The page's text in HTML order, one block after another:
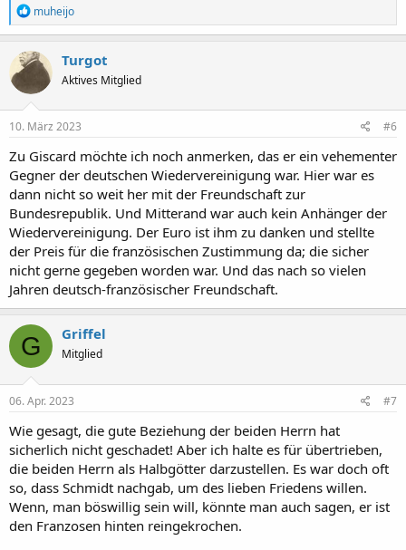
R
e
a
k
o
n
e
:
muheijo
Turgot
Aktives Mitglied
10. März 2023 #6
Zu Giscard möchte ich noch anmerken, das er ein vehementer
Gegner der deutschen Wiedervereinigung war. Hier war es
dann nicht so weit her mit der Freundschaft zur
Bundesrepublik. Und Mitterand war auch kein Anhänger der
Wiedervereinigung. Der Euro ist ihm zu danken und stellte
der Preis für die französischen Zustimmung da; die sicher
nicht gerne gegeben worden war. Und das nach so vielen
Jahren deutsch-französischer Freundschaft.
G Griffel
Mitglied
06. Apr. 2023 #7
Wie gesagt, die gute Beziehung der beiden Herrn hat
sicherlich nicht geschadet! Aber ich halte es für übertrieben,
die beiden Herrn als Halbgötter darzustellen. Es war doch oft
so, dass Schmidt nachgab, um des lieben Friedens willen.
Wenn, man böswillig sein will, könnte man auch sagen, er ist
den Franzosen hinten reingekrochen.